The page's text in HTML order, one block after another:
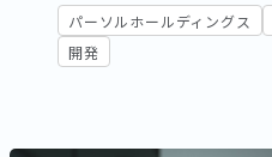
パーソルホールディングス
開発